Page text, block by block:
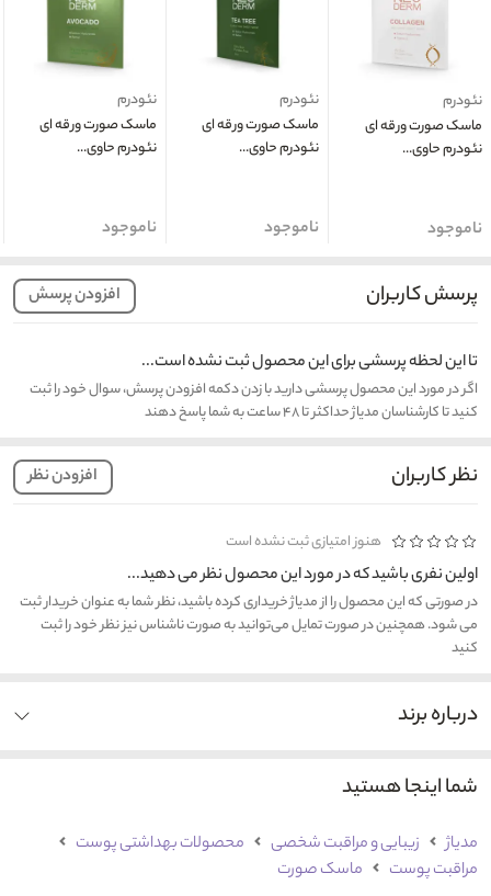
نئودرم
ماسک صورت ورقه ای
نئودرم حاوی...
ناموجود
نئودرم
ماسک صورت ورقه ای
نئودرم حاوی...
ناموجود
نئودرم
ماسک صورت ورقه ای
نئودرم حاوی...
ناموجود
پرسش کاربران افزودن پرسش
تا این لحظه پرسشی برای این محصول ثبت نشده است...
اگر در مورد این محصول پرسشی دارید با زدن دکمه افزودن پرسش، سوال خود را ثبت
کنید تا کارشناسان مدیاژ حداکثر تا ۴۸ ساعت به شما پاسخ دهند
نظر کاربران افزودن نظر
هنوز امتیازی ثبت نشده است
اولین نفری باشید که در مورد این محصول نظر می دهید...
در صورتی که این محصول را از مدیاژ خریداری کرده باشید، نظر شما به عنوان خریدار ثبت
می شود. همچنین در صورت تمایل می‌توانید به صورت ناشناس نیز نظر خود را ثبت
کنید
درباره برند
شما اینجا هستید
مدیاژ زیبایی و مراقبت شخصی
محصولات بهداشتی پوست
مراقبت پوست
ماسک صورت